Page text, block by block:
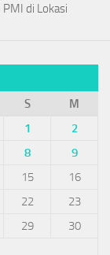
di Lokasi
S
M
1
2
8
9
15
16
22
23
29
30